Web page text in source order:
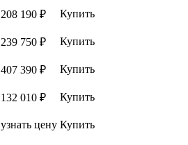
208 190 ₽
Купить
239 750 ₽
Купить
407 390 ₽
Купить
132 010 ₽
Купить
узнать цену Купить